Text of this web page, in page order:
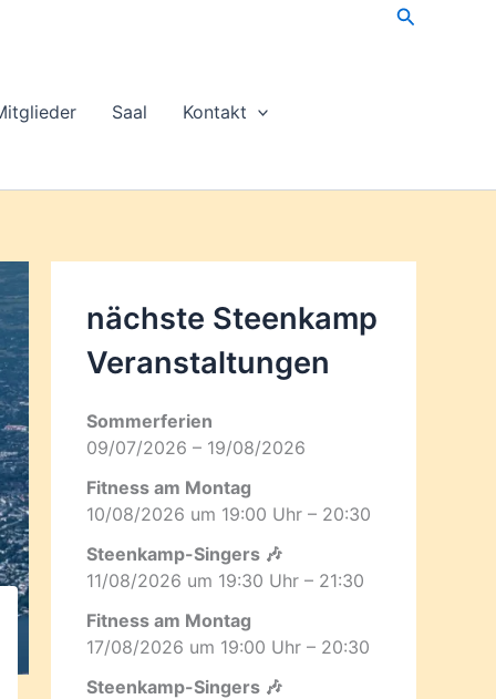
Suchen
Saal Kontakt
nächste Steenkamp
Veran­staltungen
Sommerferien
09/07/2026 – 19/08/2026
Fitness am Montag
10/08/2026 um 19:00 Uhr – 20:30
Steenkamp-Singers 🎶
11/08/2026 um 19:30 Uhr – 21:30
Fitness am Montag
17/08/2026 um 19:00 Uhr – 20:30
Steenkamp-Singers 🎶